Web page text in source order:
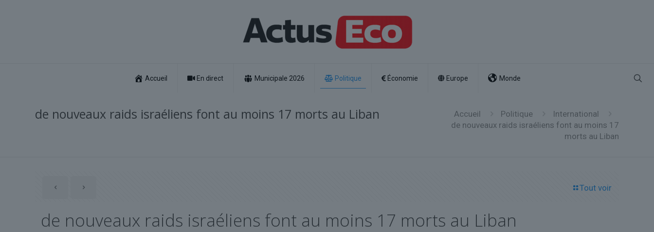
Accueil En direct Municipale 2026 Politique Économie Europe Monde
de nouveaux raids israéliens font au moins 17 morts au Liban Accueil Politique
International
de nouveaux raids israéliens font au moins 17
morts au Liban
Tout voir
de nouveaux raids israéliens font au moins 17 morts au Liban